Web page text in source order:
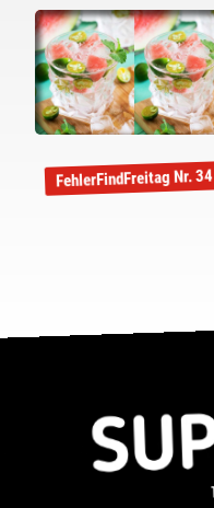
FehlerFindFreitag Nr. 34